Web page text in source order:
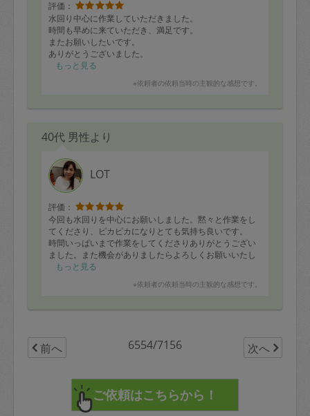
評価：
水回り中心に作業していただきました。
時間も早めに来ていただき、満足です。
またお願いしたいです。
ありがとうございました。
もっと見る
※依頼者の依頼当時の主観的な感想です。
40代 男性より
LOT
評価：
今回も水回りを中心にお願いしました。黙々と作業をし
てくださり、ピカピカになりとても気持ち良いです。
時間いっぱいまで作業をしてくださりありがとうござい
ました。また機会がありましたらよろしくお願いいたし
ます。
もっと見る
※依頼者の依頼当時の主観的な感想です。
前へ 6554/7156 次へ